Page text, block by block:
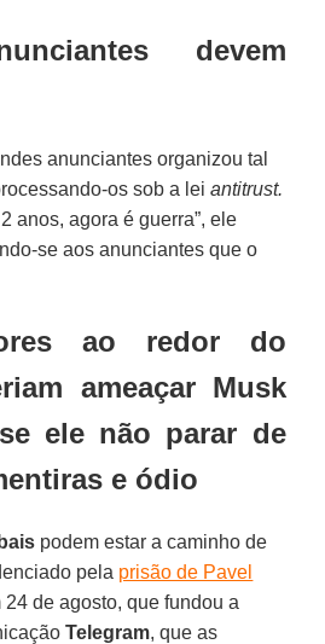
devem
anunciantes organizou tal
os sob a leiantitrust.
anos, agora é guerra”, ele
se aos anunciantes que o
ao redor do
ameaçar Musk
ele não parar de
e ódio
podem estar a caminho de
pela prisão de Pavel
24 de agosto, que fundou a
Telegram, que as